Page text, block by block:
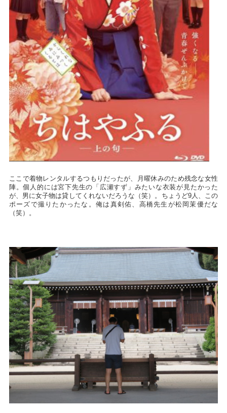
ここで着物レンタルするつもりだったが、月曜休みのため残念な女性
陣。個人的には宮下先生の「広瀬すず」みたいな衣装が見たかった
が、男に女子物は貸してくれないだろうな（笑）。ちょうど9人、この
ポーズで撮りたかったな。俺は真剣佑、高橋先生が松岡茉優だな
（笑）。